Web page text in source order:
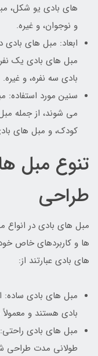
های بادی یو شکل،
و نوجوان، و غیره.
ابعاد: مبل های بادی
مبل های بادی یک
بادی سه نفره، و غیره.
سنین مورد
می شوند، از جمله
کودک، و مبل های
تنوع مبل
طراحی
مبل های بادی در
ها و کاربردهای خاص
های بادی عبارتند از:
مبل های بادی ساده:
بادی هستند و
مبل های بادی
طولانی مدت طراحی